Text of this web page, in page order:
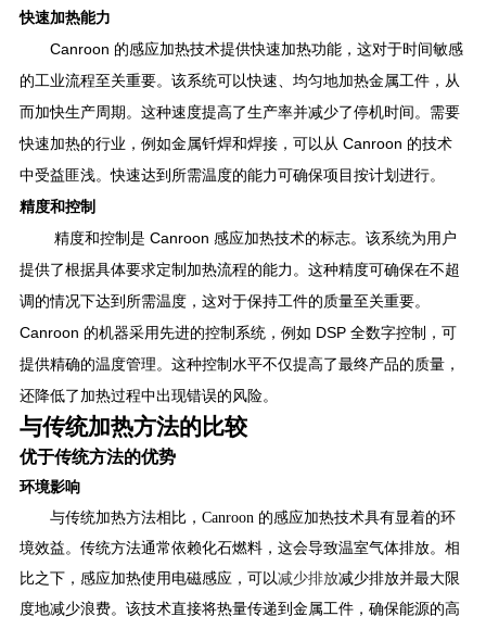
快速加热能力
Canroon 的感应加热技术提供快速加热功能，这对于时间敏感
的工业流程至关重要。该系统可以快速、均匀地加热金属工件，从
而加快生产周期。这种速度提高了生产率并减少了停机时间。需要
快速加热的行业，例如金属钎焊和焊接，可以从 Canroon 的技术
中受益匪浅。快速达到所需温度的能力可确保项目按计划进行。
精度和控制
精度和控制是 Canroon 感应加热技术的标志。该系统为用户
提供了根据具体要求定制加热流程的能力。这种精度可确保在不超
调的情况下达到所需温度，这对于保持工件的质量至关重要。
Canroon 的机器采用先进的控制系统，例如 DSP 全数字控制，可
提供精确的温度管理。这种控制水平不仅提高了最终产品的质量，
还降低了加热过程中出现错误的风险。
与传统加热方法的比较
优于传统方法的优势
环境影响
与传统加热方法相比，Canroon 的感应加热技术具有显着的环
境效益。传统方法通常依赖化石燃料，这会导致温室气体排放。相
比之下，感应加热使用电磁感应，可以减少排放减少排放并最大限
度地减少浪费。该技术直接将热量传递到金属工件，确保能源的高